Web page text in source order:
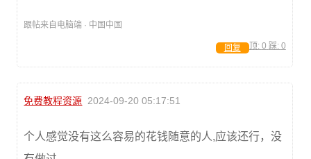
跟帖来自电脑端 · 中国中国
顶: 0 踩: 0
回复
免费教程资源 2024-09-20 05:17:51
个人感觉没有这么容易的花钱随意的人,应该还行，没